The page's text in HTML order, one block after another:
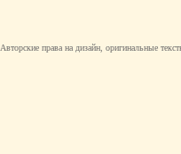
Авторские права на дизайн, оригинальные